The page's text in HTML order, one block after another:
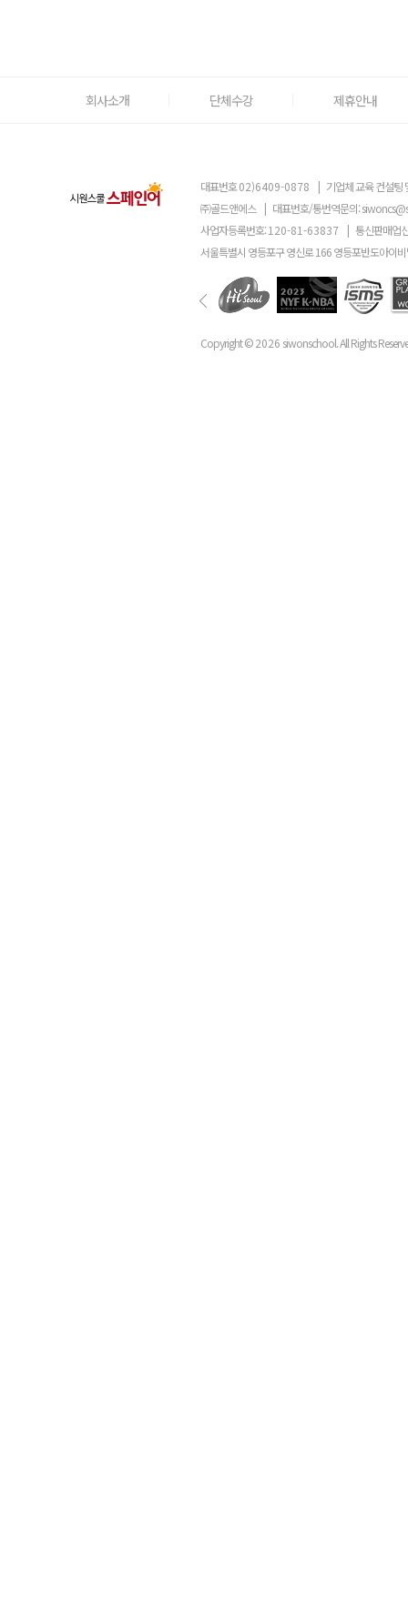
회사소개 단체수강 제휴안내
대표번호02)6409-0878 | 기업체 교육 컨설팅
㈜골드앤에스 | 대표번호/통번역문의:
사업자등록번호:120-81-63837 | 통신판매업
서울특별시 영등포구 영신로 166 영등포반도아이
Copyright ©2026 siwonschool. All Rights